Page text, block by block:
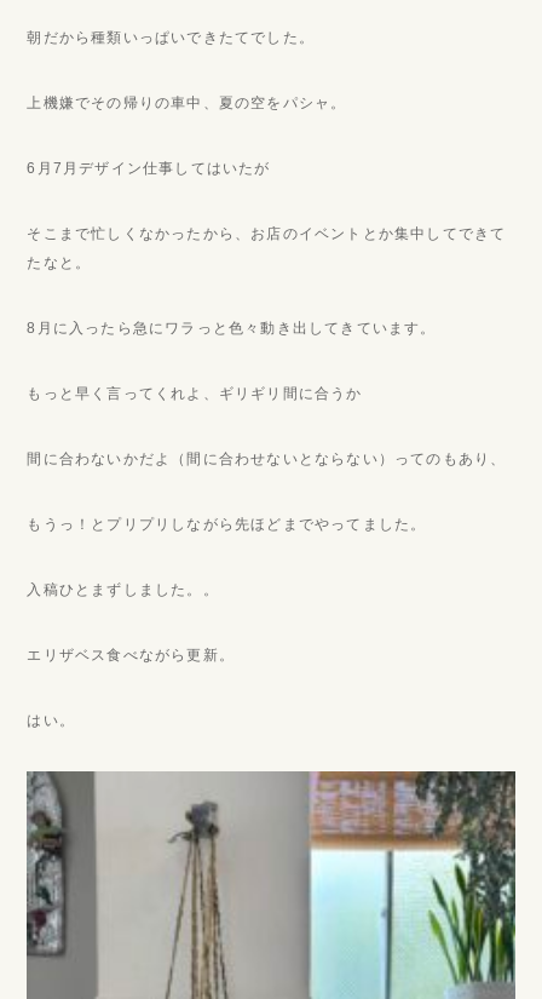
朝だから種類いっぱいできたてでした。
上機嫌でその帰りの車中、夏の空をパシャ。
6月7月デザイン仕事してはいたが
そこまで忙しくなかったから、お店のイベントとか集中してできて
たなと。
8月に入ったら急にワラっと色々動き出してきています。
もっと早く言ってくれよ、ギリギリ間に合うか
間に合わないかだよ（間に合わせないとならない）ってのもあり、
もうっ！とプリプリしながら先ほどまでやってました。
入稿ひとまずしました。。
エリザベス食べながら更新。
はい。